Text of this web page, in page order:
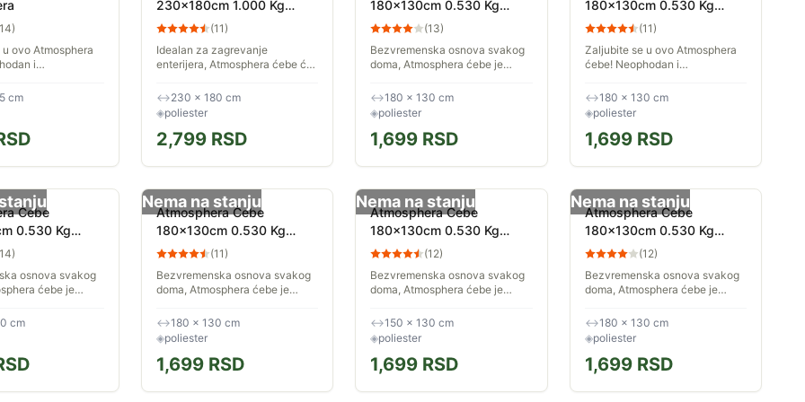
14)
ovo Atmosphera
i
u univerzumu retro
Zahvaljujući...
cm
230x180cm 1.000 Kg
Poliester Oker
(11)
Idealan za zagrevanje
enterijera, Atmosphera ćebe će
detalja. Ćebe velikog formata
Ovo ćebe dimenzija 230 x 180
cm...
↔230 × 180 cm
◈poliester
2,799RSD
180x130cm 0.530 Kg
Poliester Oker
(13)
Bezvremenska osnova svakog
doma, Atmosphera ćebe je
bez obzira na godišnje doba.
Ćebe u kompaktnom formatu
Ovo ćebe od...
↔180 × 130 cm
◈poliester
1,699 RSD
180x130cm 0.530 Kg
Poliester Roza
(11)
Zaljubite se u ovo Atmosphera
ćebe! Neophodan i
svoje mesto u univerzumu retro
stila. Toplo ćebe Zahvaljujući...
↔180 × 130 cm
◈poliester
1,699RSD
Ćebe
0.530 Kg
14)
osnova svakog
ćebe je
godišnje doba.
formatu
cm
Nema na stanju
Atmosphera Ćebe
180x130cm 0.530 Kg
Poliester Maslinasto
(11)
Bezvremenska osnova svakog
doma, Atmosphera ćebe je
bez obzira na godišnje doba.
Ćebe u kompaktnom formatu
Ovo ćebe od...
↔180 × 130 cm
◈poliester
1,699RSD
Nema na stanju
Atmosphera Cebe
180x130cm 0.530 Kg
Poliester Egejsko Plavo
(12)
Bezvremenska osnova svakog
doma, Atmosphera ćebe je
bez obzira na godišnje doba.
Ćebe u kompaktnom formatu
Ovo ćebe od...
↔150 × 130 cm
◈poliester
1,699 RSD
Nema na stanju
Atmosphera Ćebe
180x130cm 0.530 Kg
Poliester Bez
(12)
Bezvremenska osnova svakog
doma, Atmosphera ćebe je
bez obzira na godišnje doba.
Ćebe u kompaktnom formatu
Ovo ćebe od...
↔180 × 130 cm
◈poliester
1,699RSD